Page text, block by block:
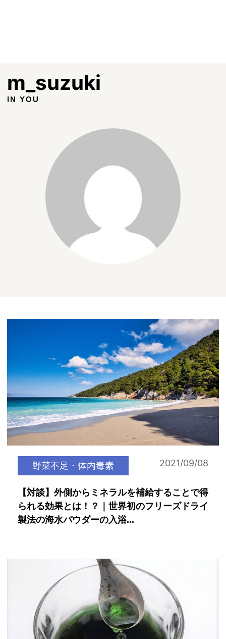
m_suzuki
IN YOU
野菜不足・体内毒素 2021/09/08
【対談】外側からミネラルを補給することで得
られる効果とは！？｜世界初のフリーズドライ
製法の海水パウダーの入浴...